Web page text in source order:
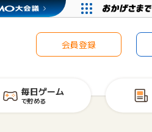
会員登録
毎日ゲーム
で貯める